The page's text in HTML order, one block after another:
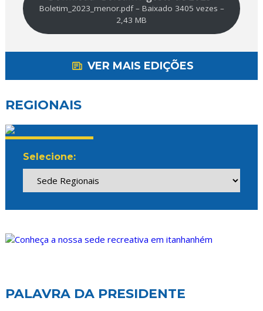
Boletim_2023_menor.pdf – Baixado 3405 vezes –
2,43 MB
VER MAIS EDIÇÕES
REGIONAIS
Selecione:
PALAVRA DA PRESIDENTE